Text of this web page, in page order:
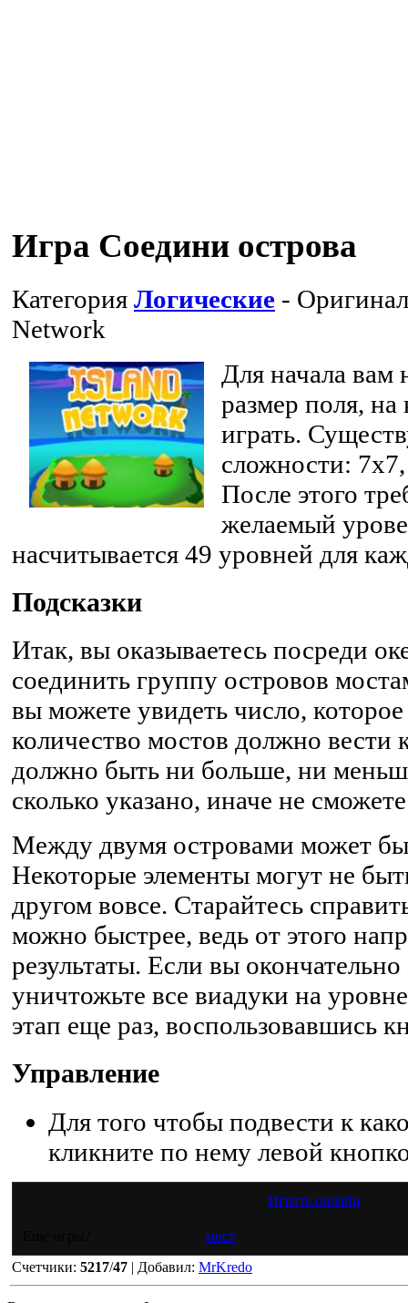
Игра Соедини острова
Категория Логические -
Network
Для начала вам
размер поля,
играть.
сложности:
После этого
желаемый
насчитывается 49 уровней для
Подсказки
Итак, вы оказываетесь посреди
соединить группу островов
вы можете увидеть число, которое
количество мостов должно вести
должно быть ни больше, ни
сколько указано, иначе не
Между двумя островами может
Некоторые элементы могут не
другом вовсе. Старайтесь
можно быстрее, ведь от этого
результаты. Если вы окончательно
уничтожьте все виадуки на
этап еще раз, воспользовавшись
Управление
Для того чтобы подвести к
кликните по нему левой
Играть онлайн
мост
Счетчики: 5217/47 | Добавил: MrKredo